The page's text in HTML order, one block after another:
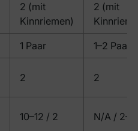
2 (mit
Kinnriemen)
2 (mit
1 Paar 1–2 Paare
2 2
10–12 / 2 N/A / 2–3